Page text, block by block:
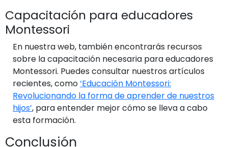
Capacitación para educadores
Montessori
En nuestra web, también encontrarás recursos
sobre la capacitación necesaria para educadores
Montessori. Puedes consultar nuestros artículos
recientes, como‘Educación Montessori:
Revolucionando la forma de aprender de nuestros
hijos’, para entender mejor cómo se lleva a cabo
esta formación.
Conclusión